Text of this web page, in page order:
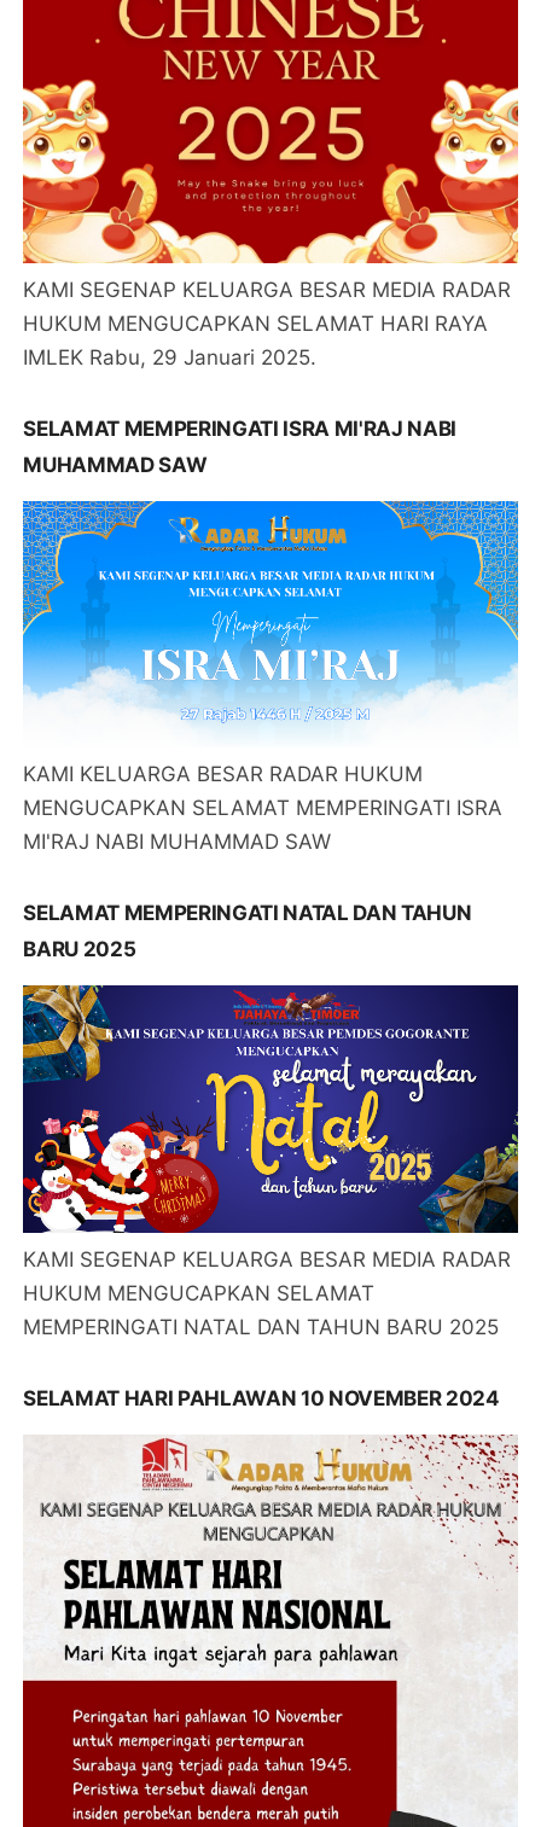
KAMI SEGENAP KELUARGA BESAR MEDIA RADAR
HUKUM MENGUCAPKAN SELAMAT HARI RAYA
IMLEK Rabu, 29 Januari 2025.
SELAMAT MEMPERINGATI ISRA MI'RAJ NABI
MUHAMMAD SAW
KAMI KELUARGA BESAR RADAR HUKUM
MENGUCAPKAN SELAMAT MEMPERINGATI ISRA
MI'RAJ NABI MUHAMMAD SAW
SELAMAT MEMPERINGATI NATAL DAN TAHUN
BARU 2025
KAMI SEGENAP KELUARGA BESAR MEDIA RADAR
HUKUM MENGUCAPKAN SELAMAT
MEMPERINGATI NATAL DAN TAHUN BARU 2025
SELAMAT HARI PAHLAWAN 10 NOVEMBER 2024